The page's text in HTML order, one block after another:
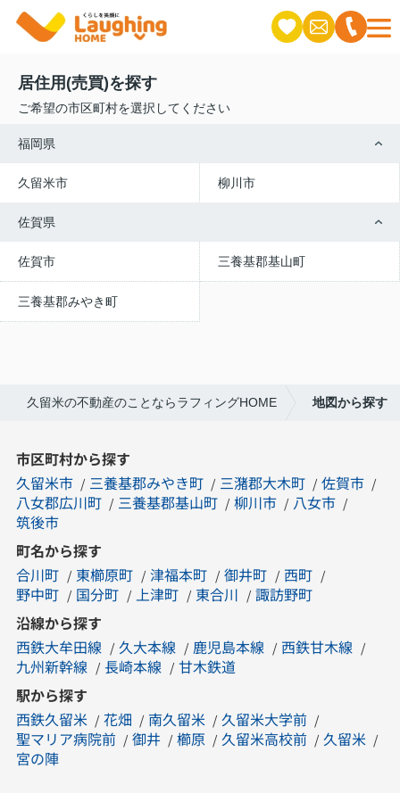
居住用(売買)を探す
ご希望の市区町村を選択してください
福岡県
久留米市 柳川市
佐賀県
佐賀市 三養基郡基山町
三養基郡みやき町
久留米の不動産のことならラフィングHOME 地図から探す
市区町村から探す
久留米市
三養基郡みやき町 三潴郡大木町
佐賀市
八女郡広川町
三養基郡基山町 柳川市
八女市
筑後市
町名から探す
合川町
東櫛原町 津福本町 御井町
西町
野中町
国分町 上津町 東合川
諏訪野町
沿線から探す
西鉄大牟田線
久大本線 鹿児島本線
西鉄甘木線
九州新幹線
長崎本線
甘木鉄道
駅から探す
西鉄久留米
花畑 南久留米
久留米大学前
聖マリア病院前
御井 櫛原 久留米高校前
久留米
宮の陣